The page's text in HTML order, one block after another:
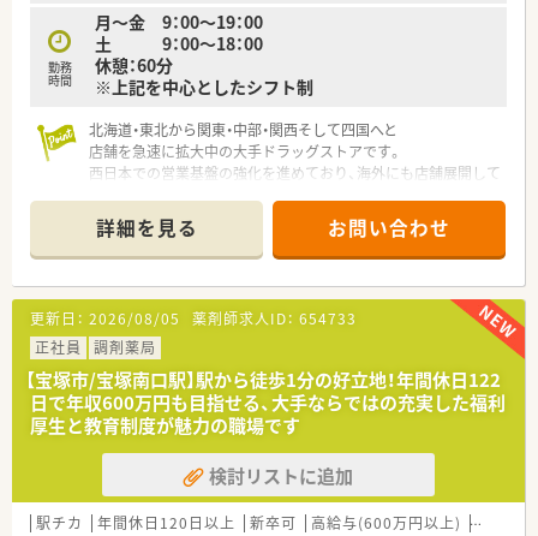
勤務
時間
月～金 9：00～19：00
土 9：00～18：00
休憩：60分
※上記を中心としたシフト制
北海道・東北から関東・中部・関西そして四国へと
店舗を急速に拡大中の大手ドラッグストアです。
西日本での営業基盤の強化を進めており、海外にも店舗展開して
OTC販売や調剤部門だけでなく、整骨院やエステサロンなども直
営し、
健康に広く役立つ企業を目指しています。
介護事業・通信販売事業なども手がけており、
薬局の店舗網を生かした事業展開をしています。
医薬品、化粧品、ベビー用品、ペット用品と幅広い商品を取り揃
えており、
調剤併設店も多いため、処方薬を待ちつつお買いものができる利
便性が支持されています。
調剤実施店については、
PDA・ピッキングマシーン等の最新機器を積極的に導入し、業務
の効率化を図っています。
詳細を見る お問い合わせ
更新日： 2026/08/05 薬剤師求人ID： 654733
正社員
調剤薬局
【宝塚市/宝塚南口駅】駅から徒歩1分の好立地！年間休日122
日で年収600万円も目指せる、大手ならではの充実した福利
厚生と教育制度が魅力の職場です
検討リストに追加
駅チカ 年間休日120日以上 新卒可 高給与(600万円以上) 認定薬